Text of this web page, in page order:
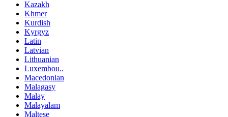
Kazakh
Khmer
Kurdish
Kyrgyz
Latin
Latvian
Lithuanian
Luxembou..
Macedonian
Malagasy
Malay
Malayalam
Maltese